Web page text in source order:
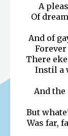
A
Of
And of
There
Instil a
And
But
Was far,